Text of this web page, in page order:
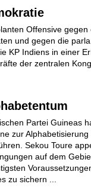
Offensive
und gegen die
KP Indiens in einer
der zentralen
Partei Guineas
zur
Sekou Toure
auf dem
zu sichern ...